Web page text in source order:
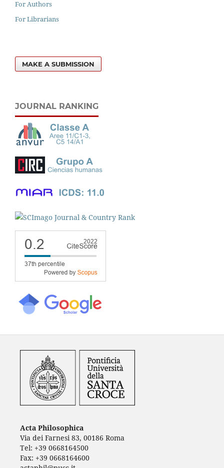
For Authors
For Librarians
MAKE A SUBMISSION
JOURNAL RANKING
Acta Philosophica
Via dei Farnesi 83, 00186 Roma
Tel: +39 0668164500
Fax: +39 0668164600